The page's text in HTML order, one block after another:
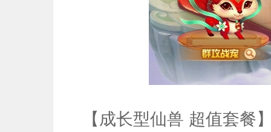
【成长型仙兽 超值套餐